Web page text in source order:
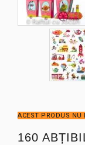
ACEST PRODUS NU
160